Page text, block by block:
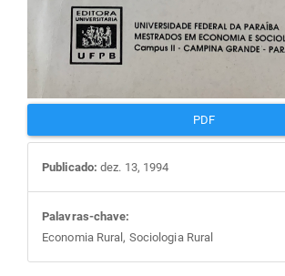
PDF
Publicado: dez. 13, 1994
Palavras-chave:
Economia Rural, Sociologia Rural